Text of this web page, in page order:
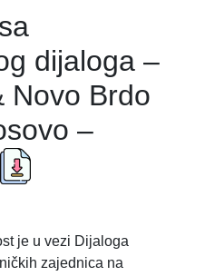
dijaloga –
Novo Brdo
–
je u vezi Dijaloga
zajednica na